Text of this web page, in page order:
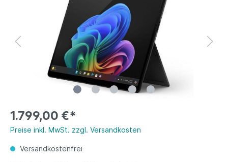
1.799,00 €*
Preise inkl. MwSt. zzgl. Versandkosten
Versandkostenfrei